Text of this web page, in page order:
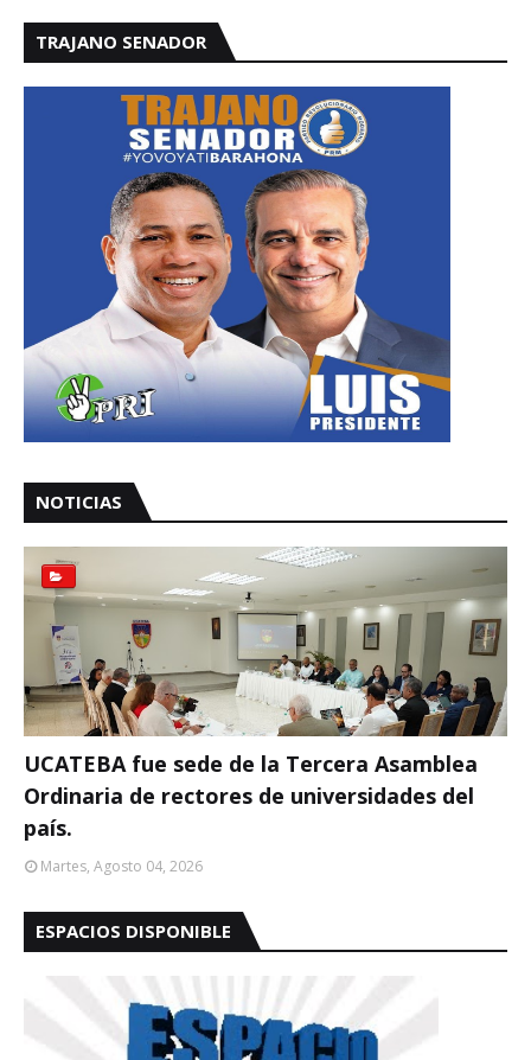
TRAJANO SENADOR
NOTICIAS
UCATEBA fue sede de la Tercera Asamblea
Ordinaria de rectores de universidades del
país.
Martes, Agosto 04, 2026
ESPACIOS DISPONIBLE